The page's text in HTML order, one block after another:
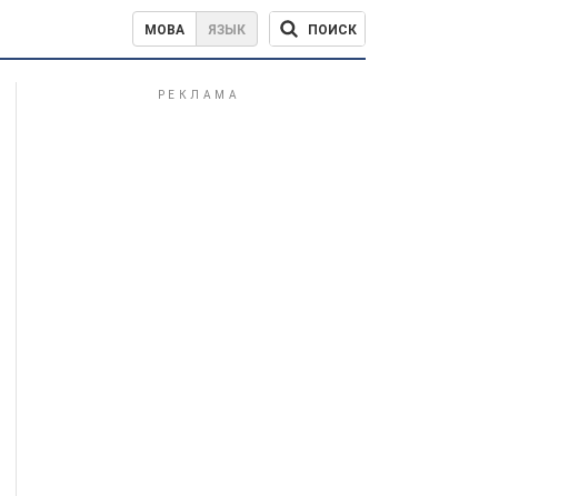
МОВА ЯЗЫК ПОИСК